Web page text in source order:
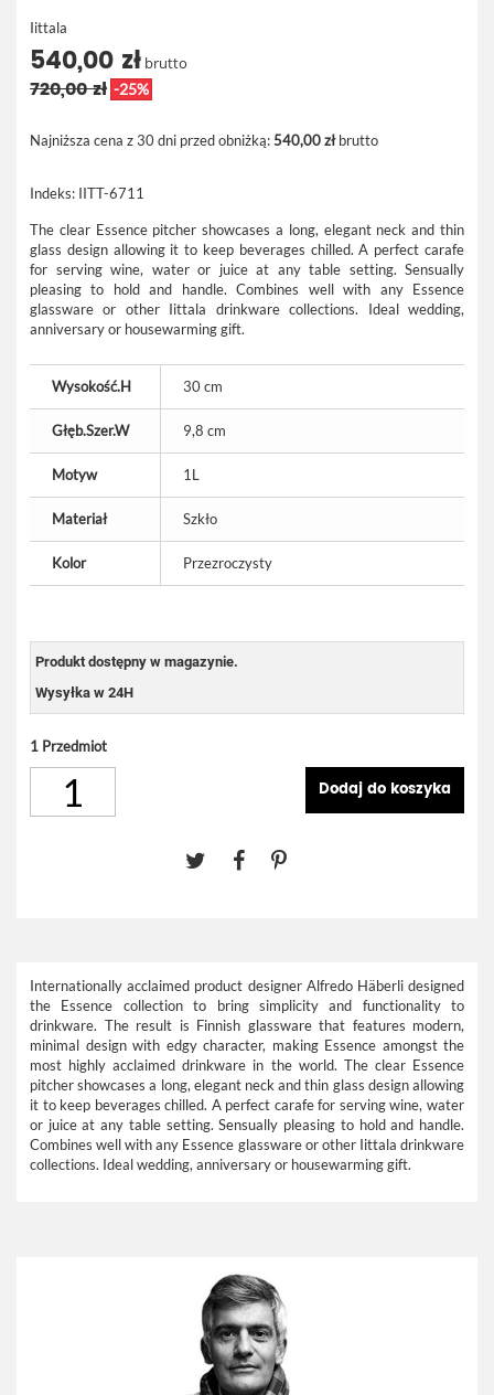
Iittala
540,00 zł brutto
720,00 zł -25%
Najniższa cena z 30 dni przed obniżką:540,00 złbrutto
Indeks: IITT-6711
The clear Essence pitcher showcases a long, elegant neck and thin
glass design allowing it to keep beverages chilled. A perfect carafe
for serving wine, water or juice at any table setting. Sensually
pleasing to hold and handle. Combines well with any Essence
glassware or other Iittala drinkware collections. Ideal wedding,
anniversary or housewarming gift.
Wysokość.H 30 cm
Głęb.Szer.W 9,8 cm
Motyw 1L
Materiał Szkło
Kolor Przezroczysty
Produkt dostępny w magazynie.
Wysyłka w 24H
1 Przedmiot
Dodaj do koszyka
Internationally acclaimed product designer Alfredo Häberli designed
the Essence collection to bring simplicity and functionality to
drinkware. The result is Finnish glassware that features modern,
minimal design with edgy character, making Essence amongst the
most highly acclaimed drinkware in the world. The clear Essence
pitcher showcases a long, elegant neck and thin glass design allowing
it to keep beverages chilled. A perfect carafe for serving wine, water
or juice at any table setting. Sensually pleasing to hold and handle.
Combines well with any Essence glassware or other Iittala drinkware
collections. Ideal wedding, anniversary or housewarming gift.